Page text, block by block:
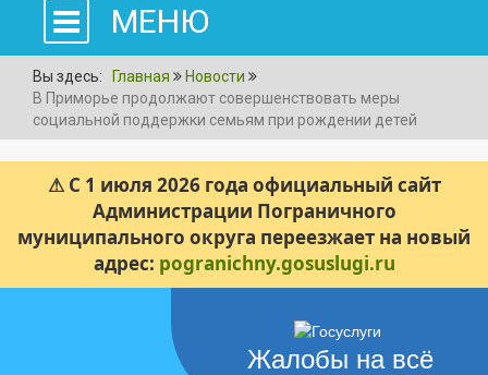
МЕНЮ
Вы здесь: Главная
Новости
В Приморье продолжают совершенствовать меры
социальной поддержки семьям при рождении детей
⚠ С 1 июля 2026 года официальный сайт
Администрации Пограничного
муниципального округа переезжает на новый
адрес: pogranichny.gosuslugi.ru
Жалобы на всё